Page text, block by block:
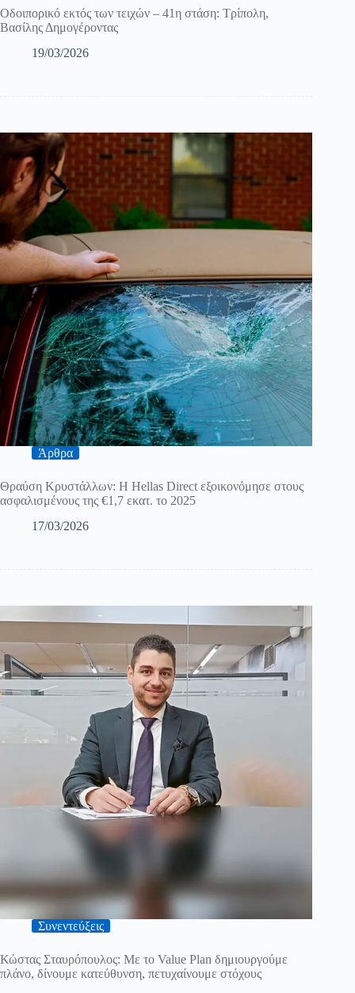
Οδοιπορικό εκτός των τειχών – 41η στάση: Τρίπολη,
Βασίλης Δημογέροντας
19/03/2026
Άρθρα
Θραύση Κρυστάλλων: H Hellas Direct εξοικονόμησε στους
ασφαλισμένους της €1,7 εκατ. το 2025
17/03/2026
Συνεντεύξεις
Κώστας Σταυρόπουλος: Με το Value Plan δημιουργούμε
πλάνο, δίνουμε κατεύθυνση, πετυχαίνουμε στόχους